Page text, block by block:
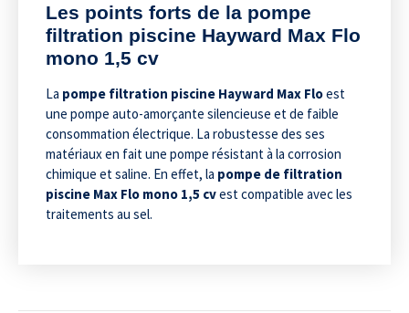
Les points forts de la pompe
filtration piscine Hayward Max Flo
mono 1,5 cv
La pompe filtration piscine Hayward Max Floest
une pompe auto-amorçante silencieuse et de faible
consommation électrique. La robustesse des ses
matériaux en fait une pompe résistant à la corrosion
chimique et saline. En effet, la pompe de filtration
piscine Max Flo mono 1,5 cvest compatible avec les
traitements au sel.